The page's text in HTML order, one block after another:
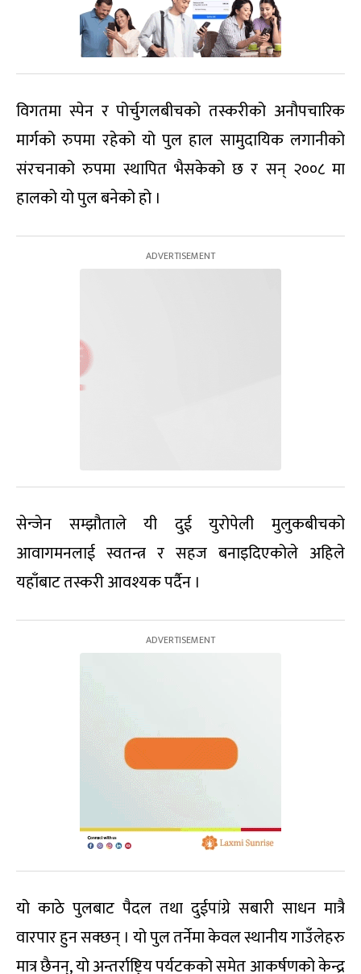
विगतमा स्पेन र पोर्चुगलबीचको तस्करीको अनौपचारिक
मार्गको रुपमा रहेको यो पुल हाल सामुदायिक लगानीको
संरचनाको रुपमा स्थापित भैसकेको छ र सन् २००८ मा
हालको यो पुल बनेको हो ।
सेन्जेन सम्झौताले यी दुई युरोपेली मुलुकबीचको
आवागमनलाई स्वतन्त्र र सहज बनाइदिएकोले अहिले
यहाँबाट तस्करी आवश्यक पर्दैन ।
यो काठे पुलबाट पैदल तथा दुईपांग्रे सबारी साधन मात्रै
वारपार हुन सक्छन् । यो पुल तर्नेमा केवल स्थानीय गाउँलेहरु
मात्र छैनन्, यो अन्तर्राष्ट्रिय पर्यटकको समेत आकर्षणको केन्द्र